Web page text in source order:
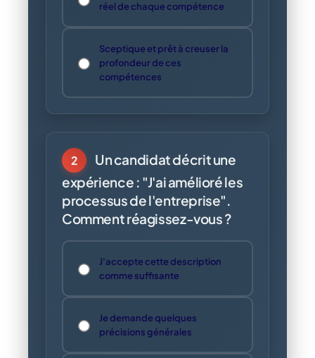
réel de chaque compétence
Sceptique et prêt à creuser la
profondeur de ces
compétences
2
Un candidat décrit une
expérience : "J'ai amélioré les
processus de l'entreprise".
Comment réagissez-vous ?
J'accepte cette description
comme suffisante
Je demande quelques
précisions générales